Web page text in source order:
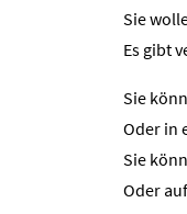
Sie
Es gibt
Sie
Oder in
Sie
Oder